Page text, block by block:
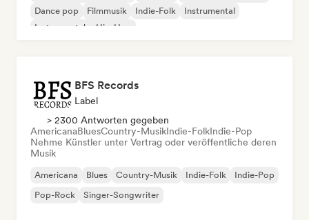
Dance pop
Filmmusik Indie-Folk
Instrumental
Instrumentaler Hip-Hop
BFS Records
Label
> 2300 Antworten gegeben
AmericanaBluesCountry-MusikIndie-FolkIndie-Pop
Nehme Künstler unter Vertrag oder veröffentliche deren
Musik
Americana Blues Country-Musik Indie-Folk
Indie-Pop
Pop-Rock
Singer-Songwriter